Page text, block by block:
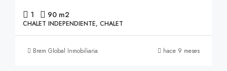
1 90 m2
CHALET INDEPENDIENTE, CHALET
Brem Global Inmobiliaria hace 9 meses